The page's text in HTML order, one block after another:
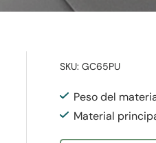
SKU: GC65PU
Peso del
Material